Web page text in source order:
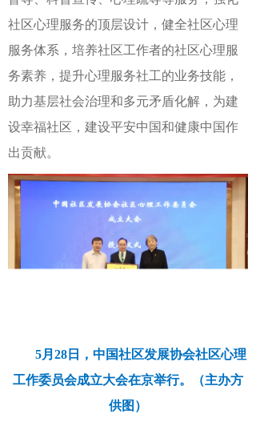
社区心理服务的顶层设计，健全社区心理
服务体系，培养社区工作者的社区心理服
务素养，提升心理服务社工的业务技能，
助力基层社会治理和多元矛盾化解，为建
设幸福社区，建设平安中国和健康中国作
出贡献。
5月28日，中国社区发展协会社区心理
工作委员会成立大会在京举行。（主办方
供图）